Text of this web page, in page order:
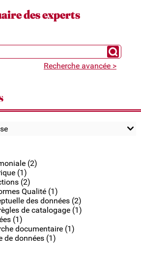
des experts
Chercher
Recherche avancée >
(2)
(1)
(2)
Qualité (1)
des données (2)
de catalogage (1)
(1)
documentaire (1)
de données (1)